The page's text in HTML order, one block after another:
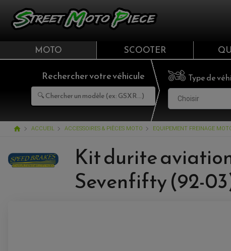
MOTO SCOOTER
Rechercher votre véhicule Type de
Choisir
home ACCUEIL ACCESSOIRES & PIÈCES MOTO EQUIPEMENT FREINAGE
Kit durite
Sevenfifty (92-